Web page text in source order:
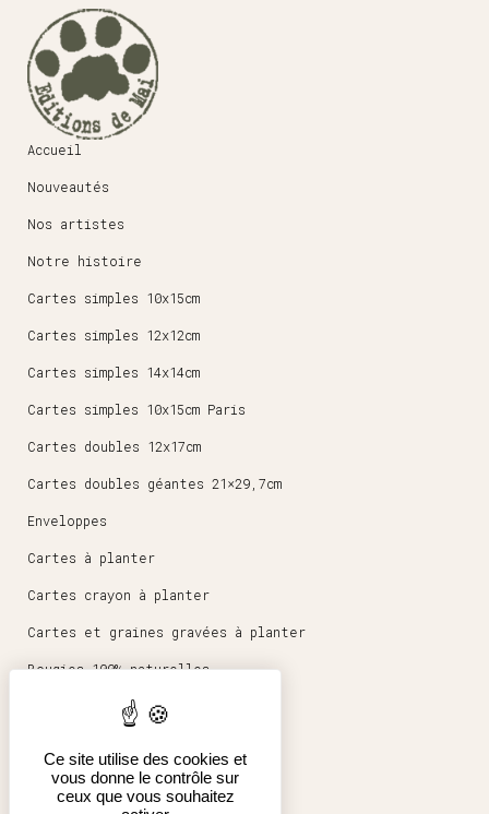
Accueil
Nouveautés
Nos artistes
Notre histoire
Cartes simples 10x15cm
Cartes simples 12x12cm
Cartes simples 14x14cm
Cartes simples 10x15cm Paris
Cartes doubles 12x17cm
Cartes doubles géantes 21×29,7cm
Enveloppes
Cartes à planter
Cartes crayon à planter
Cartes et graines gravées à planter
Bougies 100% naturelles
Magnets ronds 5,6cm
Affiches 30x40cm
Ce site utilise des cookies et
vous donne le contrôle sur
ceux que vous souhaitez